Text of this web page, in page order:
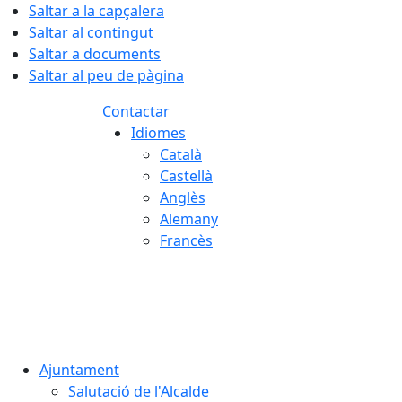
Saltar a la capçalera
Saltar al contingut
Saltar a documents
Saltar al peu de pàgina
Contactar
Idiomes
Català
Castellà
Anglès
Alemany
Francès
Ajuntament
Salutació de l'Alcalde